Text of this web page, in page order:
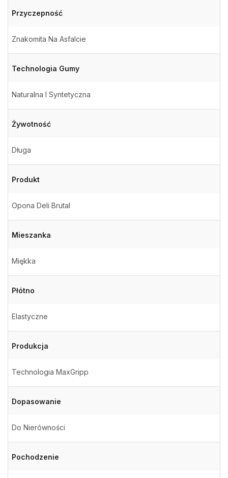
Przyczepność
Znakomita Na Asfalcie
Technologia Gumy
Naturalna I Syntetyczna
Żywotność
Długa
Produkt
Opona Deli Brutal
Mieszanka
Miękka
Płótno
Elastyczne
Produkcja
Technologia MaxGripp
Dopasowanie
Do Nierówności
Pochodzenie